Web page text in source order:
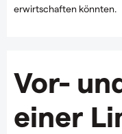
erwirtschaften könnten.
Vor-
einer